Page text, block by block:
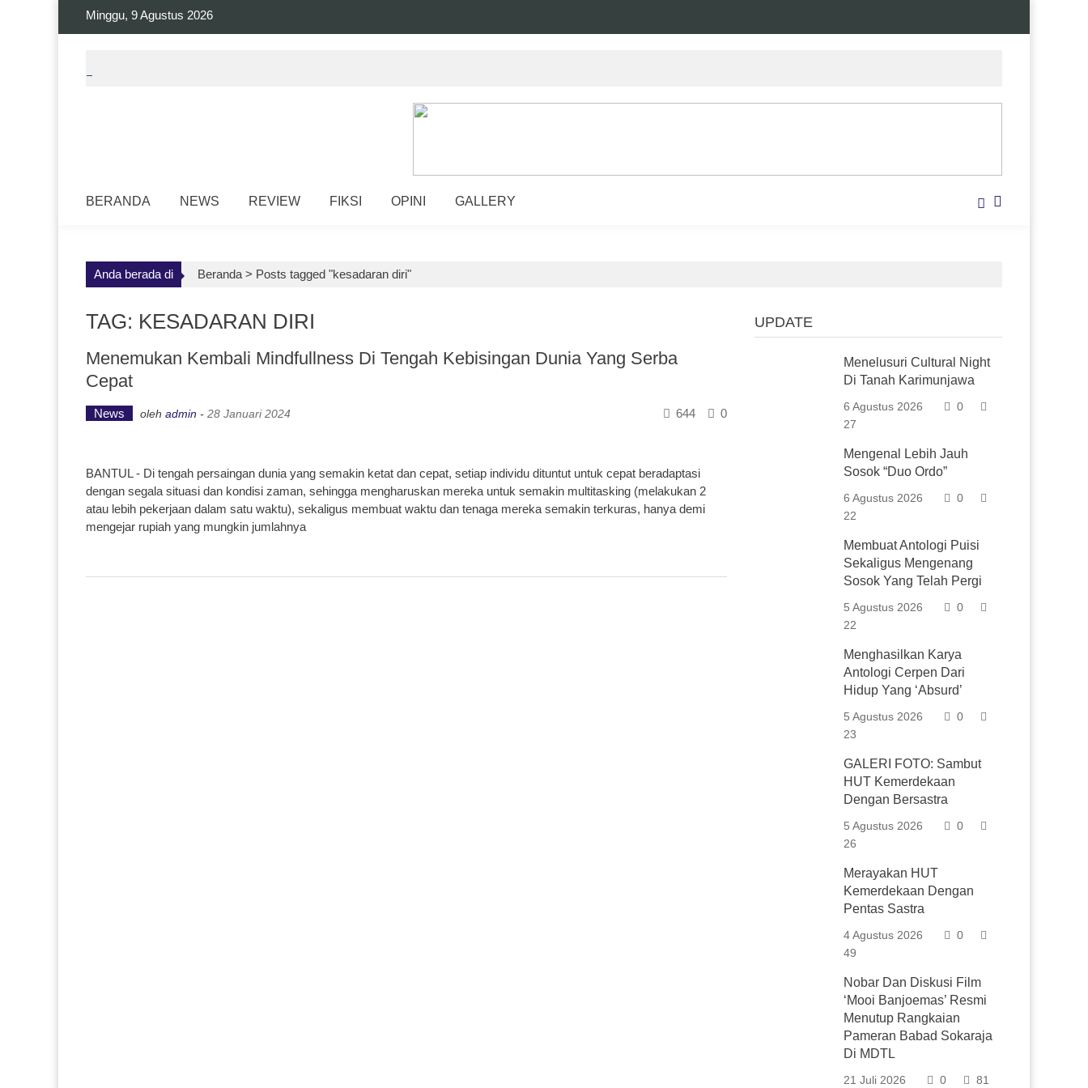
Minggu, 9 Agustus 2026
BERANDA NEWS REVIEW FIKSI OPINI GALLERY
Anda berada di Beranda > Posts tagged "kesadaran diri"
TAG: KESADARAN DIRI
Menemukan Kembali Mindfullness Di Tengah Kebisingan Dunia Yang Serba
Cepat
News oleh admin - 28 Januari 2024 0
644
BANTUL - Di tengah persaingan dunia yang semakin ketat dan cepat, setiap individu dituntut untuk cepat beradaptasi
dengan segala situasi dan kondisi zaman, sehingga mengharuskan mereka untuk semakin multitasking (melakukan 2
atau lebih pekerjaan dalam satu waktu), sekaligus membuat waktu dan tenaga mereka semakin terkuras, hanya demi
mengejar rupiah yang mungkin jumlahnya
UPDATE
Menelusuri Cultural Night
Di Tanah Karimunjawa
6 Agustus 2026
0
27
Mengenal Lebih Jauh
Sosok “Duo Ordo”
6 Agustus 2026
0
22
Membuat Antologi Puisi
Sekaligus Mengenang
Sosok Yang Telah Pergi
5 Agustus 2026
0
22
Menghasilkan Karya
Antologi Cerpen Dari
Hidup Yang ‘Absurd’
5 Agustus 2026
0
23
GALERI FOTO: Sambut
HUT Kemerdekaan
Dengan Bersastra
5 Agustus 2026
0
26
Merayakan HUT
Kemerdekaan Dengan
Pentas Sastra
4 Agustus 2026
0
49
Nobar Dan Diskusi Film
‘Mooi Banjoemas’ Resmi
Menutup Rangkaian
Pameran Babad Sokaraja
Di MDTL
21 Juli 2026 0 81